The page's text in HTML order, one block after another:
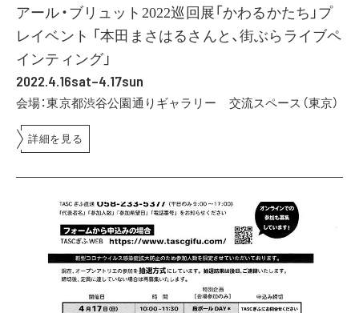
アール・ブリュット2022巡回展「かわるかたち」プ
レイベント 「本田まさはるさんと、街ぶらライブペ
インティング」
2022.4.16sat–4.17sun
会場：東京都渋谷公園通りギャラリー 交流スペース（東京）
詳細を見る